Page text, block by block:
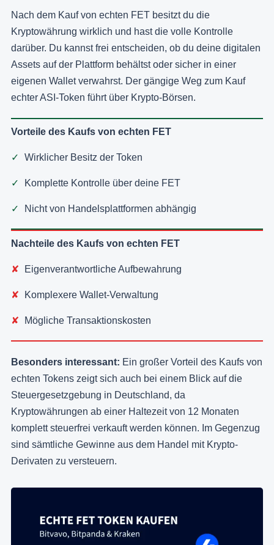
Nach dem Kauf von echten FET besitzt du die
Kryptowährung wirklich und hast die volle Kontrolle
darüber. Du kannst frei entscheiden, ob du deine digitalen
Assets auf der Plattform behältst oder sicher in einer
eigenen Wallet verwahrst. Der gängige Weg zum Kauf
echter ASI-Token führt über Krypto-Börsen.
Vorteile des Kaufs von echten FET
Wirklicher Besitz der Token
Komplette Kontrolle über deine FET
Nicht von Handelsplattformen abhängig
Nachteile des Kaufs von echten FET
Eigenverantwortliche Aufbewahrung
Komplexere Wallet-Verwaltung
Mögliche Transaktionskosten
Besonders interessant: Ein großer Vorteil des Kaufs von
echten Tokens zeigt sich auch bei einem Blick auf die
Steuergesetzgebung in Deutschland, da
Kryptowährungen ab einer Haltezeit von 12 Monaten
komplett steuerfrei verkauft werden können. Im Gegenzug
sind sämtliche Gewinne aus dem Handel mit Krypto-
Derivaten zu versteuern.